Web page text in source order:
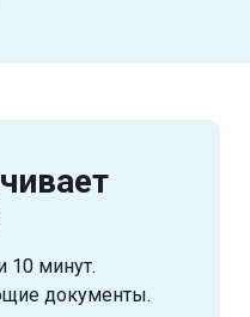
10 минут.
документы.